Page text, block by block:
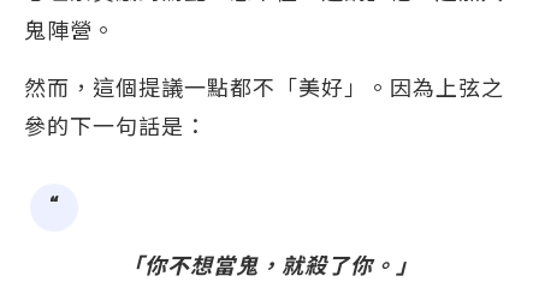
鬼陣營。
然而，這個提議一點都不「美好」。因為上弦之
參的下一句話是：
「你不想當鬼，就殺了你。」